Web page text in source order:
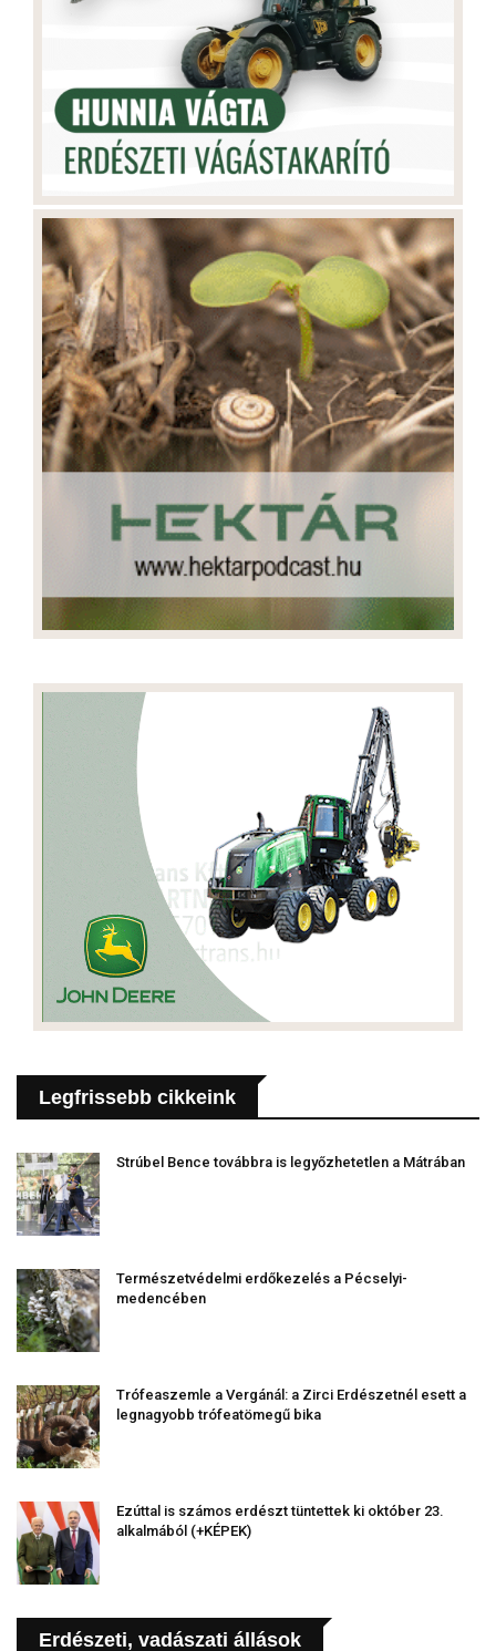
Legfrissebb cikkeink
Strúbel Bence továbbra is legyőzhetetlen a Mátrában
Természetvédelmi erdőkezelés a Pécselyi-
medencében
Trófeaszemle a Vergánál: a Zirci Erdészetnél esett a
legnagyobb trófeatömegű bika
Ezúttal is számos erdészt tüntettek ki október 23.
alkalmából (+KÉPEK)
Erdészeti, vadászati állások